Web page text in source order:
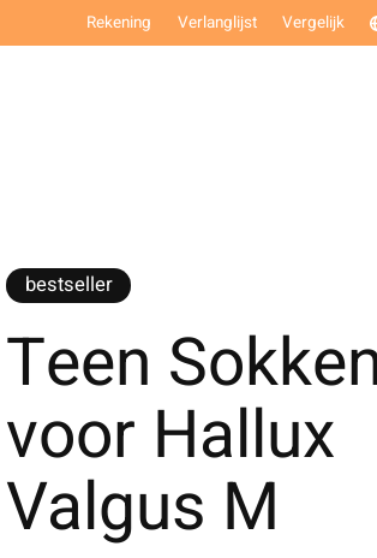
Rekening Verlanglijst Vergelijk
bestseller
Teen
voor Hallux
Valgus M